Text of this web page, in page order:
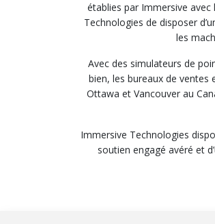
établies par Immersive
Technologies de disposer
les
Avec des simulateurs de
bien, les bureaux de ventes
Ottawa et Vancouver au
Immersive Technologies
soutien engagé avéré et